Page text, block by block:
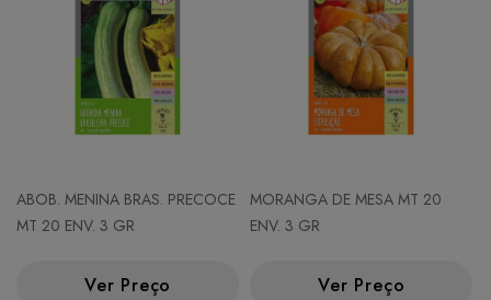
ABOB. MENINA BRAS. PRECOCE
MT 20 ENV. 3 GR
Ver Preço
MORANGA DE MESA MT 20
ENV. 3 GR
Ver Preço